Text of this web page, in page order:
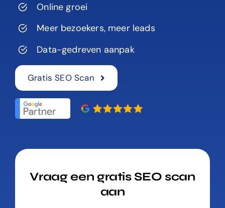
Online groei
Meer bezoekers, meer leads
Data-gedreven aanpak
Gratis SEO Scan
Vraag een gratis SEO scan
aan